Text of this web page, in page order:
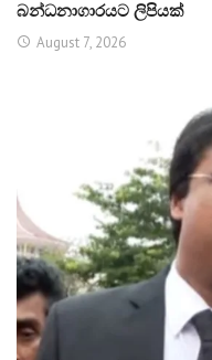
බන්ධනාගාරයට ලිපියක්
August 7, 2026